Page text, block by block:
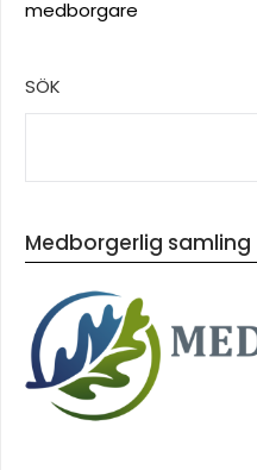
medborgare
SÖK
Medborgerlig samling